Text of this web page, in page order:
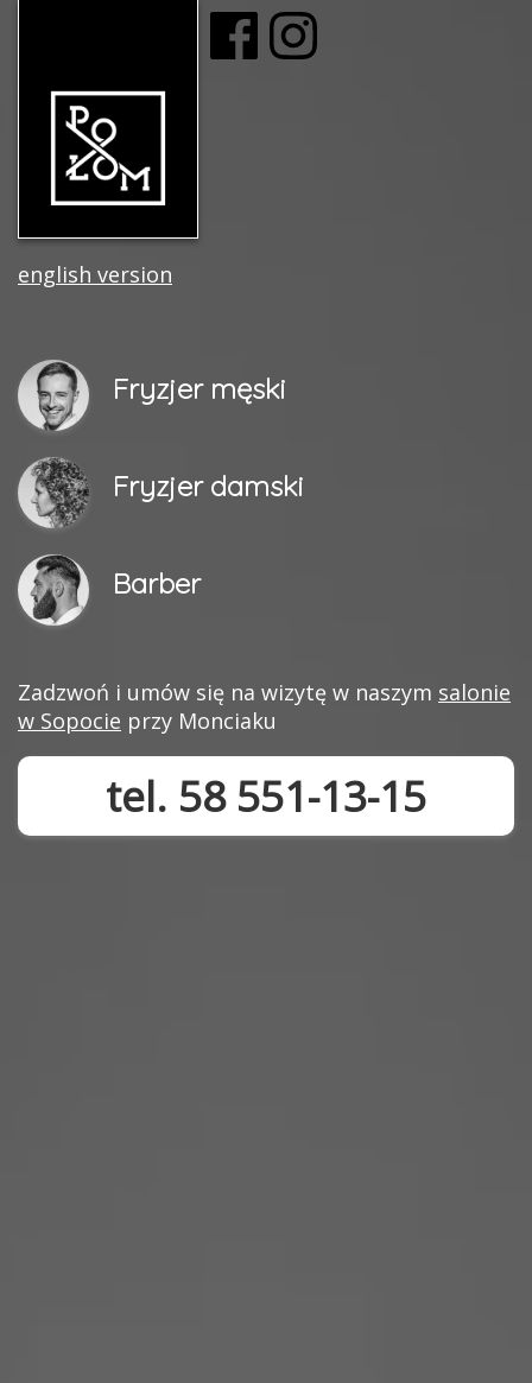
english version
Fryzjer męski
Fryzjer damski
Barber
Zadzwoń i umów się na wizytę w naszym salonie
w Sopocie przy Monciaku
tel. 58 551-13-15